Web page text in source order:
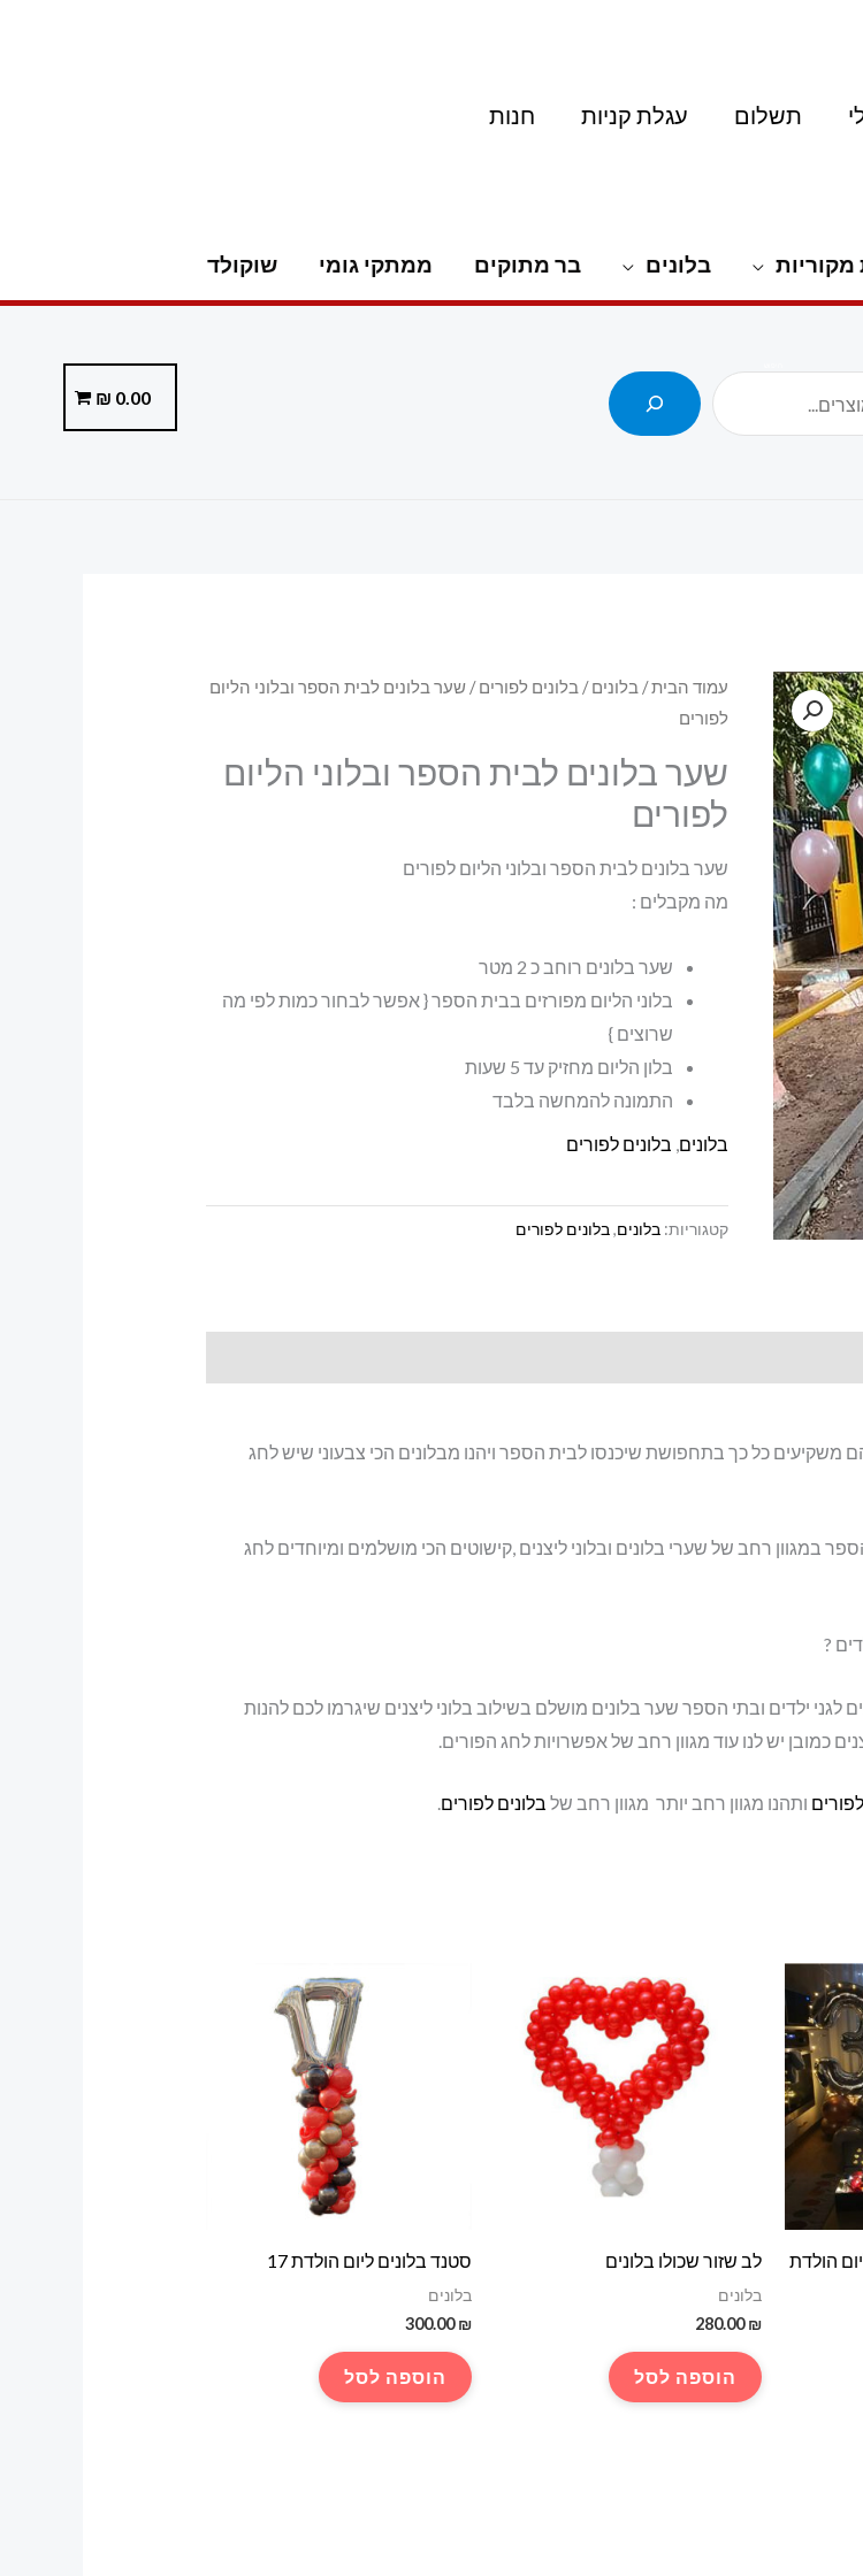
תשלום עגלת קניות חנות
בלונים בר מתוקים ממתקי גומי שוקולד
0.00
₪
עמוד הבית/ בלונים/ בלונים לפורים/ שער בלונים לבית הספר ובלוני הליום
לפורים
שער בלונים לבית הספר ובלוני הליום
לפורים
שער בלונים לבית הספר ובלוני הליום לפורים
מה מקבלים :
שער בלונים רוחב כ 2 מטר
בלוני הליום מפורזים בבית הספר { אפשר לבחור כמות לפי מה
שרוצים }
בלון הליום מחזיק עד 5 שעות
התמונה להמחשה בלבד
בלונים, בלונים לפורים
קטגוריות:בלונים,בלונים לפורים
כל כך בתחפושת שיכנסו לבית הספר ויהנו מבלונים הכי צבעוני שיש לחג
במגוון רחב של שערי בלונים ובלוני ליצנים ,קישוטים הכי מושלמים ומיוחדים לחג
?
ילדים ובתי הספר שער בלונים מושלם בשילוב בלוני ליצנים שיגרמו לכם להנות
כמובן יש לנו עוד מגוון רחב של אפשרויות לחג הפורים.
ותהנו מגוון רחב יותר מגוון רחב של בלונים לפורים.
הולדת
לב שזור שכולו בלונים
בלונים
280.00₪
הוספה לסל
סטנד בלונים ליום הולדת 17
בלונים
300.00₪
הוספה לסל